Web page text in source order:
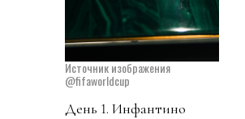
Источник изображения
@fifaworldcup
День 1. Инфантино